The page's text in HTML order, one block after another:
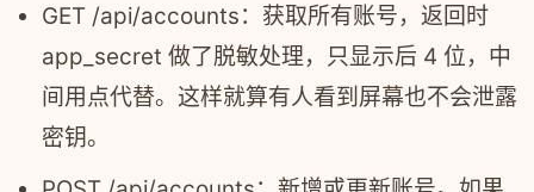
GET /api/accounts：获取所有账号，返回时
app_secret 做了脱敏处理，只显示后 4 位，中
间用点代替。这样就算有人看到屏幕也不会泄露
密钥。